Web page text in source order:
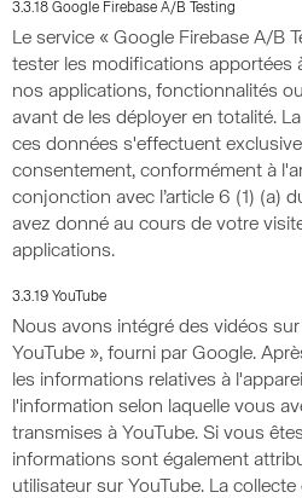
3.3.18 Google Firebase A/B Testing
Le service « Google Firebase A/B
tester les modifications apportées
nos applications, fonctionnalités
avant de les déployer en totalité.
ces données s'effectuent
consentement, conformément à
conjonction avec l’article 6 (1) (a)
avez donné au cours de votre
applications.
3.3.19 YouTube
Nous avons intégré des vidéos
YouTube », fourni par Google.
les informations relatives à
l'information selon laquelle vous
transmises à YouTube. Si vous
informations sont également
utilisateur sur YouTube. La